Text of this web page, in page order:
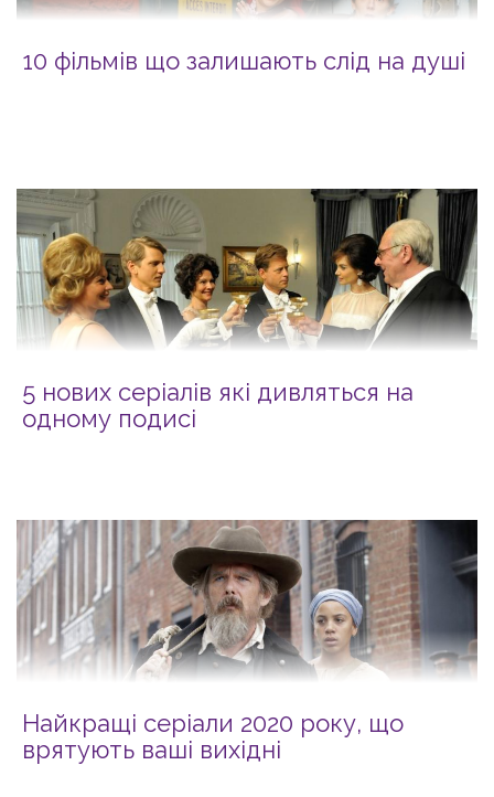
10 фільмів що залишають слід на душі
5 нових серіалів які дивляться на
одному подисі
Найкращі серіали 2020 року, що
врятують ваші вихідні